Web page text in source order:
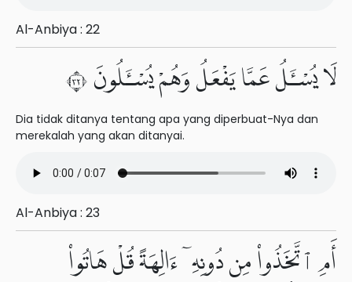
Al-Anbiya : 22
لَا يُسْـَٔلُ عَمَّا يَفْعَلُ وَهُمْ يُسْـَٔلُونَ ٢٣
Dia tidak ditanya tentang apa yang diperbuat-Nya dan
merekalah yang akan ditanyai.
Al-Anbiya : 23
أَمِ ٱتَّخَذُوا۟ مِن دُونِهِۦٓ ءَالِهَةً قُلْ هَاتُوا۟